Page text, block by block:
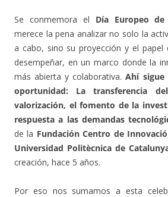
Se conmemora el Día Europeo
merece la pena analizar no solo la
a cabo, sino su proyección y el papel
desempeñar, en un marco donde la
más abierta y colaborativa.Ahí
oportunidad: La transferencia
valorización, el fomento de la
respuesta a las demandas
de la Fundación Centro de
Universidad Politècnica de
creación, hace 5 años.
Por eso nos sumamos a esta